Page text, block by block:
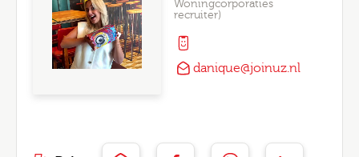
Woningcorporaties
recruiter)
danique@joinuz.nl